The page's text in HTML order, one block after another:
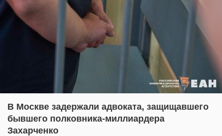
В Москве задержали адвоката, защищавшего
бывшего полковника-миллиардера
Захарченко